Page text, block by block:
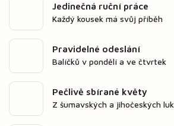
Jedinečná ruční práce
Každý kousek má svůj příběh
Pravidelné odeslání
Balíčků v pondělí a ve čtvrtek
Pečlivě sbírané květy
Z šumavských a jihočeských luk